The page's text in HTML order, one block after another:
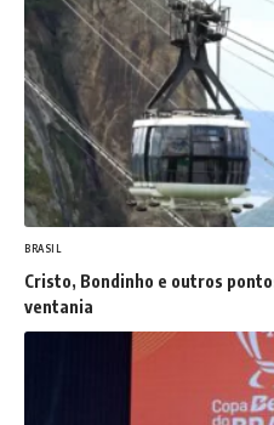
BRASIL
Cristo, Bondinho e outros
ventania